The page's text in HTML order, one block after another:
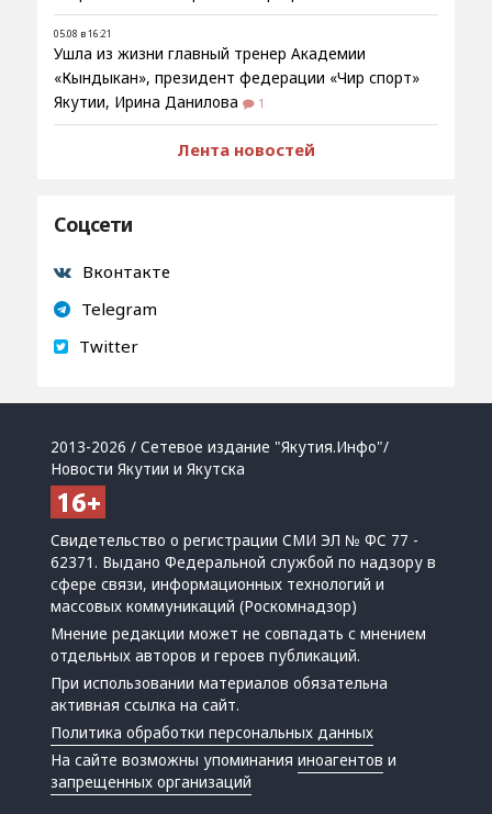
05.08 в 16:21
Ушла из жизни главный тренер Академии
«Кындыкан», президент федерации «Чир спорт»
Якутии, Ирина Данилова
1
Лента новостей
Соцсети
Вконтакте
Telegram
Twitter
2013-2026 / Сетевое издание "Якутия.Инфо"/
Новости Якутии и Якутска
Свидетельство о регистрации СМИ ЭЛ № ФС 77 -
62371. Выдано Федеральной службой по надзору в
сфере связи, информационных технологий и
массовых коммуникаций (Роскомнадзор)
Мнение редакции может не совпадать с мнением
отдельных авторов и героев публикаций.
При использовании материалов обязательна
активная ссылка на сайт.
Политика обработки персональных данных
На сайте возможны упоминанияиноагентов и
запрещенных организаций